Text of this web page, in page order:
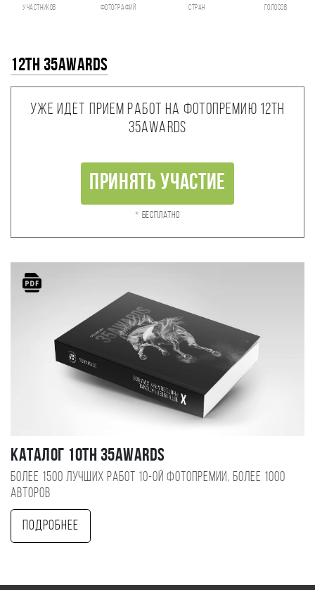
участников фотографий стран голосов
12th 35AWARDS
Уже идет прием работ на фотопремию 12th
35AWARDS
Принять участие
* Бесплатно
Каталог 10TH 35AWARDS
Более 1500 лучших работ 10-ой фотопремии, более 1000
авторов
Подробнее